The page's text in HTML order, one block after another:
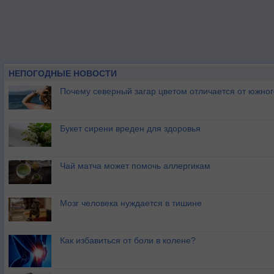
НЕПОГОДНЫЕ НОВОСТИ
Почему северный загар цветом отличается от
Букет сирени вреден для здоровья
Чай матча может помочь аллергикам
Мозг человека нуждается в тишине
Как избавиться от боли в колене?